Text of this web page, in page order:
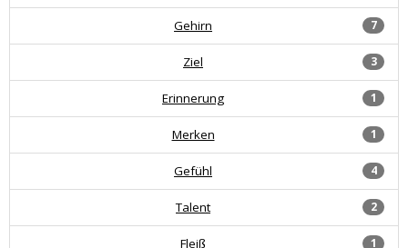
7
Gehirn
3
Ziel
1
Erinnerung
1
Merken
4
Gefühl
2
Talent
1
Fleiß